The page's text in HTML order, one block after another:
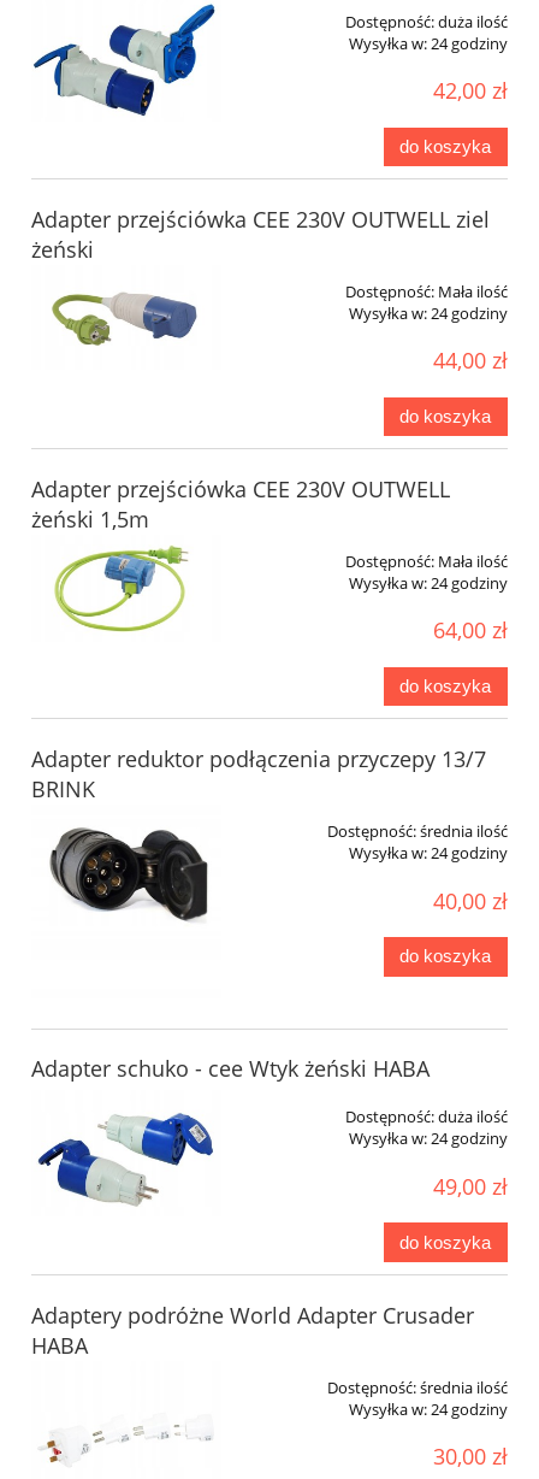
Dostępność:duża ilość
Wysyłka w: 24 godziny
42,00 zł
do koszyka
Adapter przejściówka CEE 230V OUTWELL ziel
żeński
Dostępność: Mała ilość
Wysyłka w:24 godziny
44,00 zł
do koszyka
Adapter przejściówka CEE 230V OUTWELL
żeński 1,5m
Dostępność: Mała ilość
Wysyłka w:24 godziny
64,00 zł
do koszyka
Adapter reduktor podłączenia przyczepy 13/7
BRINK
Dostępność:średnia ilość
Wysyłka w:24 godziny
40,00 zł
do koszyka
Adapter schuko - cee Wtyk żeński HABA
Dostępność:duża ilość
Wysyłka w:24 godziny
49,00 zł
do koszyka
Adaptery podróżne World Adapter Crusader
HABA
Dostępność:średnia ilość
Wysyłka w: 24 godziny
30,00 zł